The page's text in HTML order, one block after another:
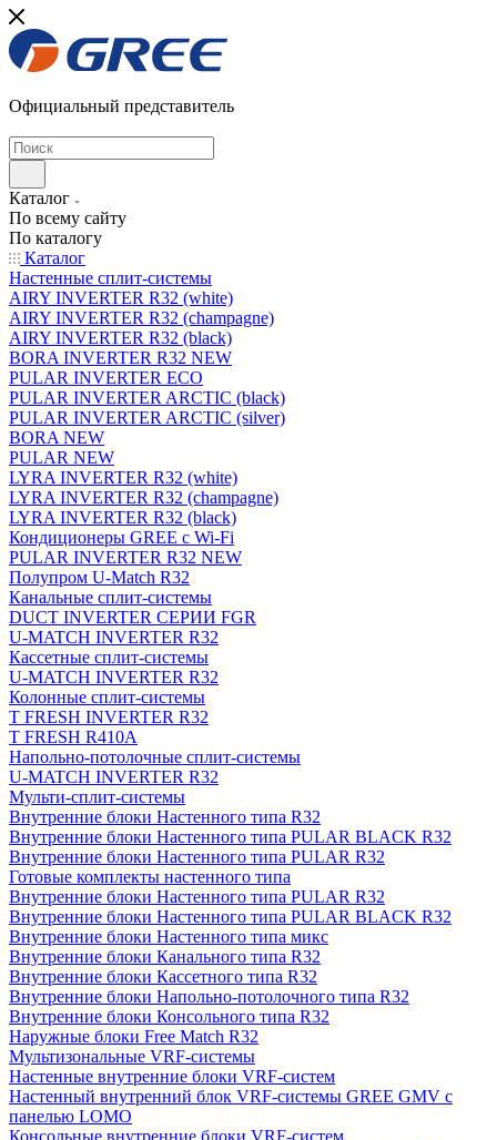
Официальный представитель
Каталог
По всему сайту
По каталогу
Каталог
Настенные сплит-системы
AIRY INVERTER R32 (white)
AIRY INVERTER R32 (champagne)
AIRY INVERTER R32 (black)
BORA INVERTER R32 NEW
PULAR INVERTER ECO
PULAR INVERTER ARCTIC (black)
PULAR INVERTER ARCTIC (silver)
BORA NEW
PULAR NEW
LYRA INVERTER R32 (white)
LYRA INVERTER R32 (champagne)
LYRA INVERTER R32 (black)
Кондиционеры GREE с Wi-Fi
PULAR INVERTER R32 NEW
Полупром U-Match R32
Канальные сплит-системы
DUCT INVERTER СЕРИИ FGR
U-MATCH INVERTER R32
Кассетные сплит-системы
U-MATCH INVERTER R32
Колонные сплит-системы
T FRESH INVERTER R32
T FRESH R410A
Напольно-потолочные сплит-системы
U-MATCH INVERTER R32
Мульти-сплит-системы
Внутренние блоки Настенного типа R32
Внутренние блоки Настенного типа PULAR BLACK R32
Внутренние блоки Настенного типа PULAR R32
Готовые комплекты настенного типа
Внутренние блоки Настенного типа PULAR R32
Внутренние блоки Настенного типа PULAR BLACK R32
Внутренние блоки Настенного типа микс
Внутренние блоки Канального типа R32
Внутренние блоки Кассетного типа R32
Внутренние блоки Напольно-потолочного типа R32
Внутренние блоки Консольного типа R32
Наружные блоки Free Match R32
Мультизональные VRF-системы
Настенные внутренние блоки VRF-систем
Настенный внутренний блок VRF-системы GREE GMV с
панелью LOMO
Консольные внутренние блоки VRF-систем